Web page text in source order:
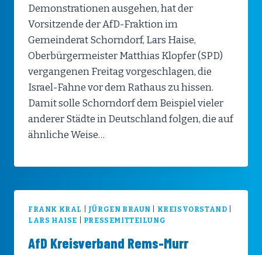
Demonstrationen ausgehen, hat der
Vorsitzende der AfD-Fraktion im
Gemeinderat Schorndorf, Lars Haise,
Oberbürgermeister Matthias Klopfer (SPD)
vergangenen Freitag vorgeschlagen, die
Israel-Fahne vor dem Rathaus zu hissen.
Damit solle Schorndorf dem Beispiel vieler
anderer Städte in Deutschland folgen, die auf
ähnliche Weise…
FRANK KRAL JÜRGEN BRAUN KREISVORSTAND
LARS HAISE
PRESSEMITTEILUNG
AfD Kreisverband Rems-Murr